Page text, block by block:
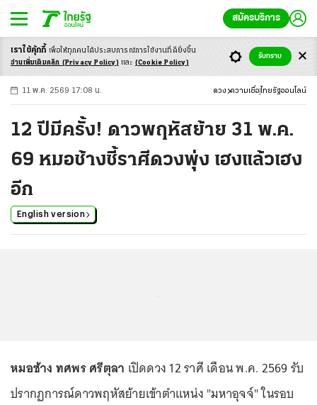
สมัครบริการ
-ก ก ก+
11 พ.ค. 2569 17:08 น. ดวง ความเชื่อ ไทยรัฐออนไลน์
12 ปีมีครั้ง! ดาวพฤหัสย้าย 31 พ.ค.
69 หมอช้างชี้ราศีดวงพุ่ง เฮงแล้วเฮง
อีก
English version
หมอช้าง ทศพร ศรีตุลา เปิดดวง 12 ราศี เดือน พ.ค. 2569 รับ
ปรากฏการณ์ดาวพฤหัสย้ายเข้าตำแหน่ง "มหาอุจจ์" ในรอบ
เราใช้คุ้กกี้ เพื่อให้ทุกคนได้ประสบการณ์การใช้งานที่ดียิ่งขึ้น
อ่านเพิ่มเติมคลิก (Privacy Policy) และ (Cookie Policy)
รับทราบ